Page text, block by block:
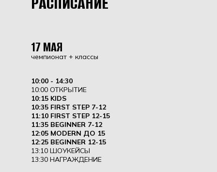
17 МАЯ
чемпионат + классы
10:00 - 14:30
10:00 ОТКРЫТИЕ
10:15 KIDS
10:35 FIRST STEP 7-12
11:10 FIRST STEP 12-15
11:35 BEGINNER 7-12
12:05 MODERN ДО 15
12:25 BEGINNER 12-15
13:10 ШОУКЕЙСЫ
13:30 НАГРАЖДЕНИЕ